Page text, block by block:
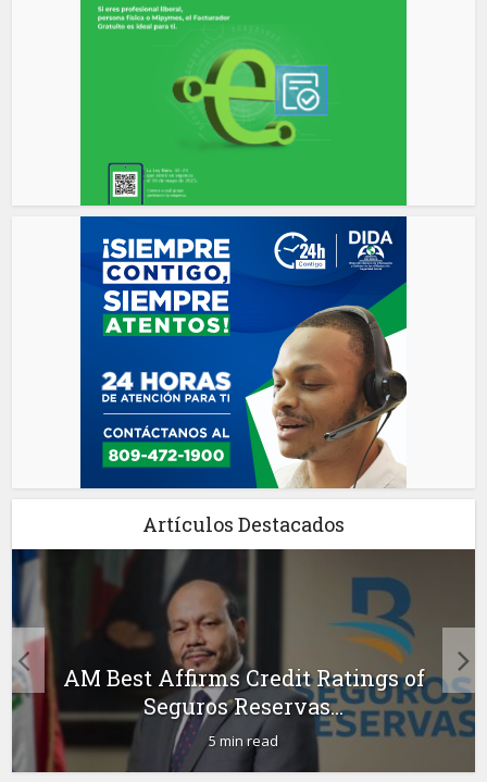
Artículos Destacados
AM Best Affirms Credit Ratings of
Seguros Reservas...
5 min read